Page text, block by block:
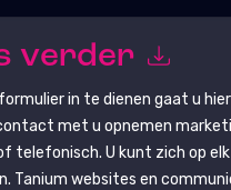
verder
in te dienen gaat u
met u opnemen
telefonisch. U kunt zich op
Tanium websites en